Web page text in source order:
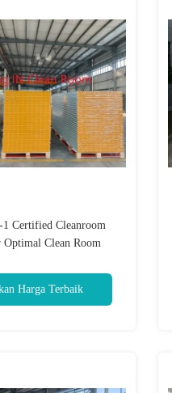
1 Certified Cleanroom
Optimal Clean Room
Harga Terbaik